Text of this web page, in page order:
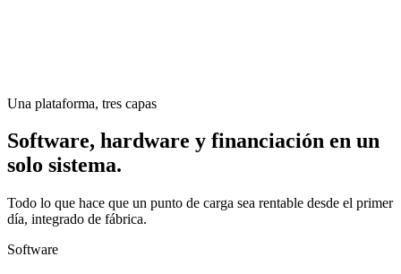
Una plataforma, tres capas
Software, hardware y financiación en un
solo sistema.
Todo lo que hace que un punto de carga sea rentable desde el primer
día, integrado de fábrica.
Software